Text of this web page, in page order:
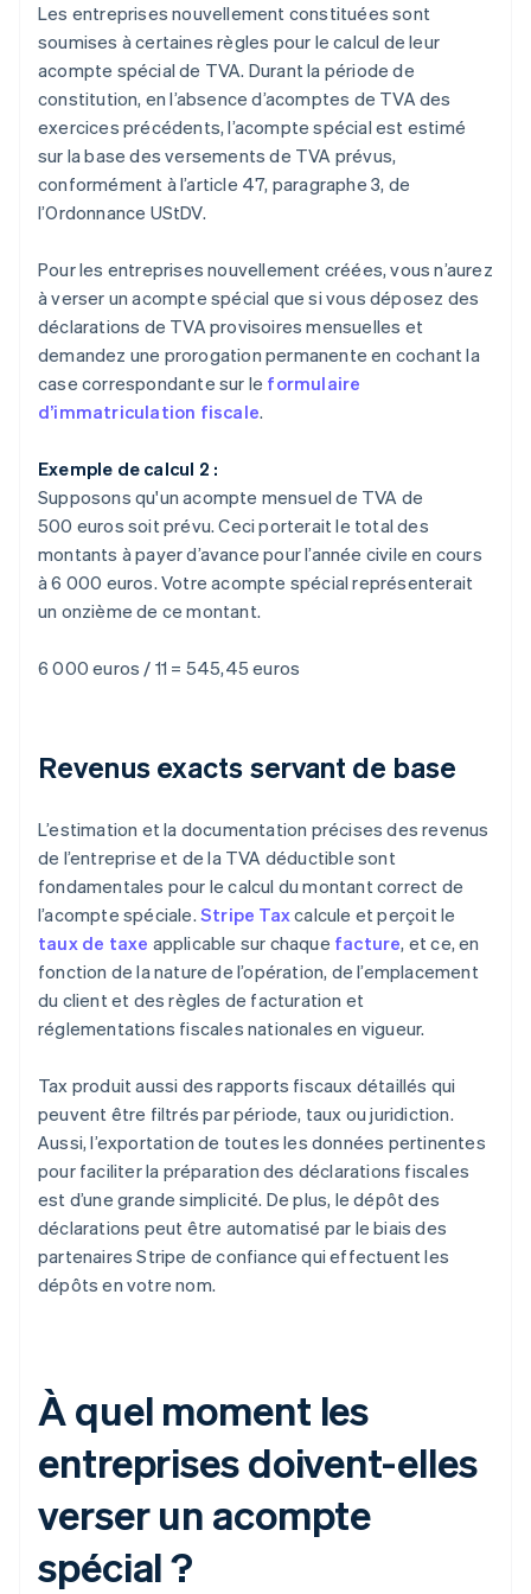
Les entreprises nouvellement constituées sont
soumises à certaines règles pour le calcul de leur
acompte spécial de TVA. Durant la période de
constitution, en l’absence d’acomptes de TVA des
exercices précédents, l’acompte spécial est estimé
sur la base des versements de TVA prévus,
conformément à l’article 47, paragraphe 3, de
l’Ordonnance UStDV.
Pour les entreprises nouvellement créées, vous n’aurez
à verser un acompte spécial que si vous déposez des
déclarations de TVA provisoires mensuelles et
demandez une prorogation permanente en cochant la
case correspondante sur le formulaire
d’immatriculation fiscale.
Exemple de calcul 2 :
Supposons qu'un acompte mensuel de TVA de
500 euros soit prévu. Ceci porterait le total des
montants à payer d’avance pour l’année civile en cours
à 6 000 euros. Votre acompte spécial représenterait
un onzième de ce montant.
6 000 euros / 11 = 545,45 euros
Revenus exacts servant de base
L’estimation et la documentation précises des revenus
de l’entreprise et de la TVA déductible sont
fondamentales pour le calcul du montant correct de
l’acompte spéciale. Stripe Taxcalcule et perçoit le
taux de taxe applicable sur chaque facture, et ce, en
fonction de la nature de l’opération, de l’emplacement
du client et des règles de facturation et
réglementations fiscales nationales en vigueur.
Tax produit aussi des rapports fiscaux détaillés qui
peuvent être filtrés par période, taux ou juridiction.
Aussi, l’exportation de toutes les données pertinentes
pour faciliter la préparation des déclarations fiscales
est d’une grande simplicité. De plus, le dépôt des
déclarations peut être automatisé par le biais des
partenaires Stripe de confiance qui effectuent les
dépôts en votre nom.
À quel moment les
entreprises doivent-elles
verser un acompte
spécial ?